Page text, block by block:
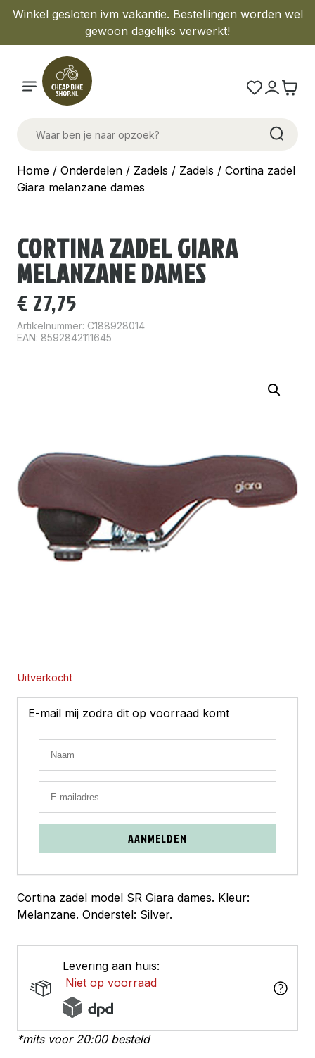
Winkel gesloten ivm vakantie. Bestellingen worden wel
gewoon dagelijks verwerkt!
Home / Onderdelen / Zadels / Zadels / Cortina zadel
Giara melanzane dames
CORTINA ZADEL GIARA
MELANZANE DAMES
€ 27,75
Artikelnummer: C188928014
EAN: 8592842111645
Uitverkocht
E-mail mij zodra dit op voorraad komt
AANMELDEN
Cortina zadel model SR Giara dames. Kleur:
Melanzane. Onderstel: Silver.
Levering aan huis:
Niet op voorraad
*mits voor 20:00 besteld